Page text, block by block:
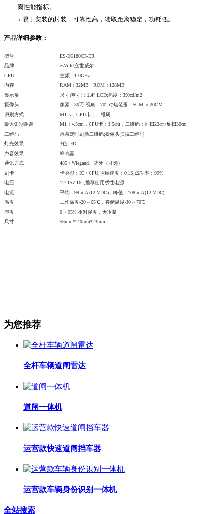
离性能指标。
u 易于安装的封装，可靠性高，读取距离稳定，功耗低。
产品详细参数：
型号
ES-EG180C5-DR
品牌
esVille/立世威尔
CPU
主频：1.0GHz
内存
RAM：32MB，ROM：128MB
显示屏
尺寸(英寸)：2.4” LCD;亮度：350cd/m2
摄像头
像素：30万;视角：70°;对焦范围：5CM to 20CM
识别方式
M1卡，CPU卡，二维码
最大识别距离
M1：4.5cm，CPU卡：3.5cm，二维码：正扫22cm/反扫30cm
二维码
屏幕定时刷新二维码;摄像头扫描二维码
灯光效果
3色LED
声音效果
蜂鸣器
通讯方式
485 / Wiegand、蓝牙（可选）
刷卡
卡类型：IC / CPU;响应速度：0.1S;成功率：99%
电压
12~15V DC,推荐使用线性电源
电流
平均：99 mA (12 VDC)；峰值：108 mA (12 VDC)
温度
工作温度-20 ~ 65℃，存储温度-30 ~ 70℃
湿度
0 ~ 95% 相对湿度，无冷凝
尺寸
53mm*140mm*23mm
为您推荐
全杆车辆道闸雷达
道闸一体机
运营款快速道闸挡车器
运营款车辆身份识别一体机
全站搜索